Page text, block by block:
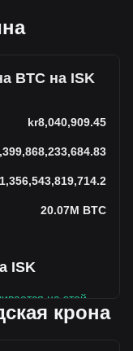
BTC на ISK
kr8,040,909.45
20.07M BTC
ISK
на этой
крона